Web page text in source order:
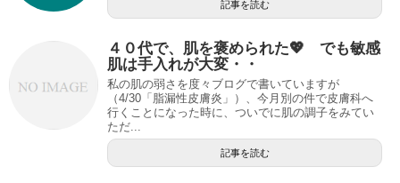
記事を読む
４０代で、肌を褒められた💖 でも敏感
肌は手入れが大変・・
私の肌の弱さを度々ブログで書いていますが
（4/30「脂漏性皮膚炎」）、今月別の件で皮膚科へ
行くことになった時に、ついでに肌の調子をみてい
ただ...
記事を読む